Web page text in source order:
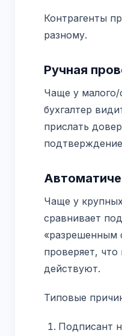
Контрагенты
разному.
Ручная
Чаще у малого/
бухгалтер
прислать
Чаще у
сравнивает
«разрешенным
проверяет,
действуют.
Типовые
Подписант